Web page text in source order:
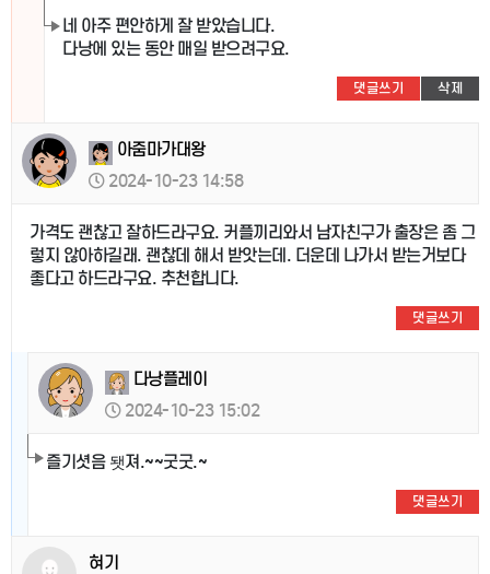
네 아주 편안하게 잘 받았습니다.
다낭에 있는 동안 매일 받으려구요.
댓글쓰기 삭제
아줌마가대왕
2024-10-23 14:58
가격도 괜찮고 잘하드라구요. 커플끼리와서 남자친구가 출장은 좀 그
렇지 않아하길래. 괜찮데 해서 받앗는데. 더운데 나가서 받는거보다
좋다고 하드라구요. 추천합니다.
댓글쓰기
다낭플레이
2024-10-23 15:02
즐기셧음 됏져.~~굿굿.~
댓글쓰기
혀기